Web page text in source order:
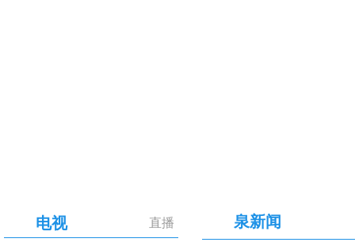
直播
电视 泉新闻